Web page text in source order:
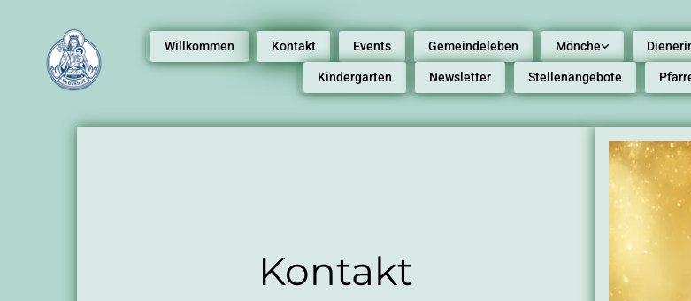
Willkommen Kontakt Events Gemeindeleben Mönche
Kindergarten Newsletter Stellenangebote
Kontakt